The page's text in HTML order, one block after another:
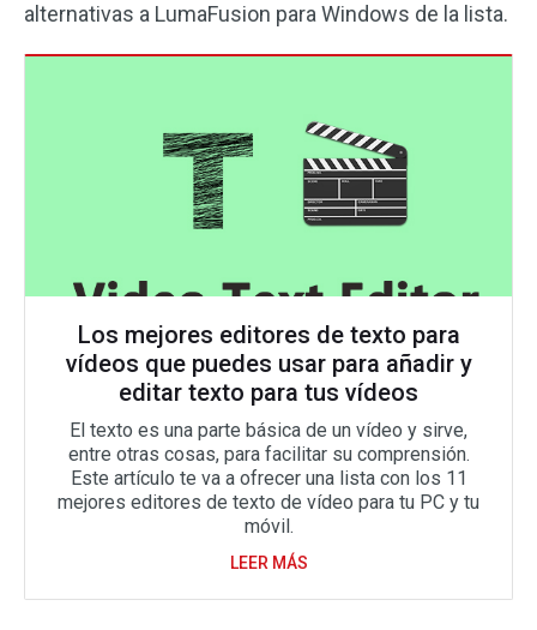
alternativas a LumaFusion para Windows de la lista.
Los mejores editores de texto para
vídeos que puedes usar para añadir y
editar texto para tus vídeos
El texto es una parte básica de un vídeo y sirve,
entre otras cosas, para facilitar su comprensión.
Este artículo te va a ofrecer una lista con los 11
mejores editores de texto de vídeo para tu PC y tu
móvil.
LEER MÁS